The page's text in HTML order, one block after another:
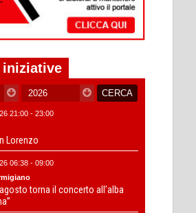
iniziative
21:00 - 23:00
Lorenzo
06:38 - 09:00
torna il concerto all’alba